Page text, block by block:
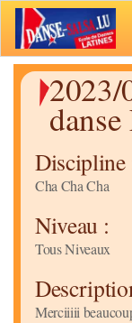
2023/
Discipline
Cha Cha Cha
Niveau :
Tous Niveaux
Merciiiii